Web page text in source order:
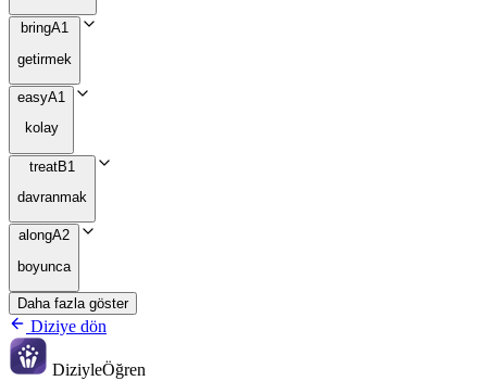
bringA1
getirmek
easyA1
kolay
treatB1
davranmak
alongA2
boyunca
Daha fazla göster
Diziye dön
DiziyleÖğren